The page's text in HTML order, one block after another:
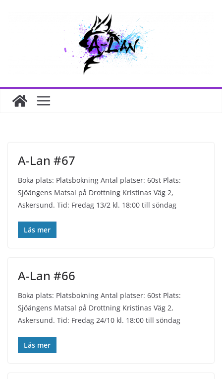
A-Lan #67
Boka plats: Platsbokning Antal platser: 60st Plats:
Sjöängens Matsal på Drottning Kristinas Väg 2,
Askersund. Tid: Fredag 13/2 kl. 18:00 till söndag
Läs mer
A-Lan #66
Boka plats: Platsbokning Antal platser: 60st Plats:
Sjöängens Matsal på Drottning Kristinas Väg 2,
Askersund. Tid: Fredag 24/10 kl. 18:00 till söndag
Läs mer